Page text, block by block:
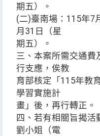
期五）。
(二)臺南場：115年7
月31日（星
期五）。
三、本案所需交通費
行支應，俟教
育部核定「115年教
學習實施計
畫」後，再行轉正。
四、若有相關旨揭活
劉小姐（電